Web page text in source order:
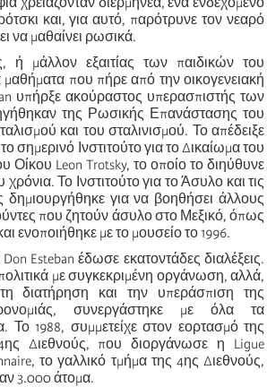
και, για αυτό, παρότρυνε τον νεαρό
να μαθαίνει ρωσικά.
ή μάλλον εξαιτίας των παιδικών του
μαθήματα που πήρε από την οικογενειακή
υπήρξε ακούραστος υπερασπιστής των
της Ρωσικής Επανάστασης του
και του σταλινισμού. Το απέδειξε
σημερινό Ινστιτούτο για το Δικαίωμα του
Leon Trotsky, το οποίο το διηύθυνε
χρόνια. Το Ινστιτούτο για το Άσυλο και τις
δημιουργήθηκε για να βοηθήσει άλλους
που ζητούν άσυλο στο Μεξικό, όπως
ενοποιήθηκε με το μουσείο το 1996.
Esteban έδωσε εκατοντάδες διαλέξεις.
με συγκεκριμένη οργάνωση, αλλά,
διατήρηση και την υπεράσπιση της
συνεργάστηκε με όλα τα
Το 1988, συμμετείχε στον εορτασμό της
Διεθνούς, που διοργάνωσε η Ligue
το γαλλικό τμήμα της 4ης Διεθνούς,
3.000 άτομα.